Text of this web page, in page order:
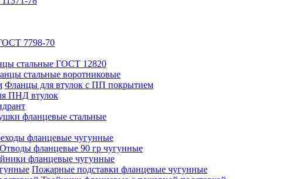
7798-70
стальные ГОСТ 12820
стальные воротниковые
Фланцы для втулок с ПП покрытием
ПНД втулок
фланцевые стальные
фланцевые чугунные
Отводы фланцевые 90 гр чугунные
фланцевые чугунные
Пожарные подставки фланцевые чугунные